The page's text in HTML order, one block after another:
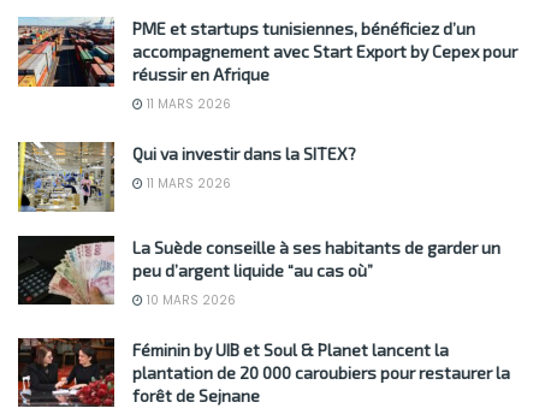
PME et startups tunisiennes, bénéficiez d’un
accompagnement avec Start Export by Cepex pour
réussir en Afrique
11 MARS 2026
Qui va investir dans la SITEX?
11 MARS 2026
La Suède conseille à ses habitants de garder un
peu d’argent liquide “au cas où”
10 MARS 2026
Féminin by UIB et Soul & Planet lancent la
plantation de 20 000 caroubiers pour restaurer la
forêt de Sejnane